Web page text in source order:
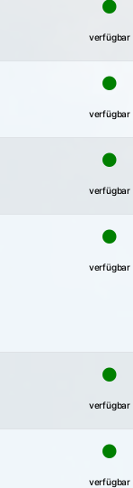
verfügbar
verfügbar
verfügbar
verfügbar
verfügbar
verfügbar